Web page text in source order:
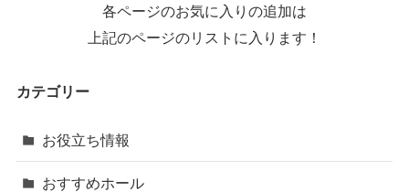
各ページのお気に入りの追加は
上記のページのリストに入ります！
カテゴリー
お役立ち情報
おすすめホール